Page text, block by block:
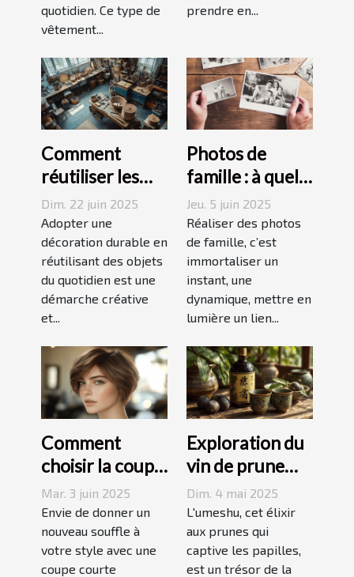
quotidien. Ce type de
vêtement...
prendre en...
Comment
réutiliser les
objets du
quotidien pour
une décoration
durable
Dim. 22 juin 2025
Adopter une
décoration durable en
réutilisant des objets
du quotidien est une
démarche créative
et...
Photos de
famille : à quel
photographe
confier cette
tâche à
Grenoble ?
Jeu. 5 juin 2025
Réaliser des photos
de famille, c’est
immortaliser un
instant, une
dynamique, mettre en
lumière un lien...
Comment
choisir la coupe
courte
dégradée
parfaite pour
votre visage
Mar. 3 juin 2025
Envie de donner un
nouveau souffle à
votre style avec une
coupe courte
Exploration du
vin de prune
umeshu :
origines,
saveurs et
accords
Dim. 4 mai 2025
L'umeshu, cet élixir
aux prunes qui
captive les papilles,
est un trésor de la